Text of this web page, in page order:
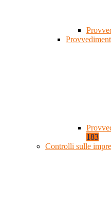
183
Controlli sulle